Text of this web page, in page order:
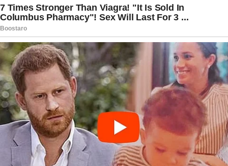
expressivas nas rodovias paquistanesas.